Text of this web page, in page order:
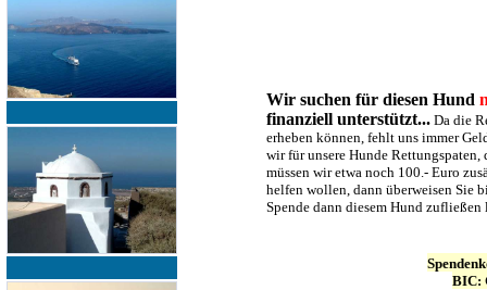
Wir suchen für diesen Hund
finanziell unterstützt... Da die
erheben können, fehlt uns immer
wir für unsere Hunde
müssen wir etwa noch 100.- Euro
helfen wollen, dann überweisen Sie
Spende dann diesem Hund zufließen
BIC: